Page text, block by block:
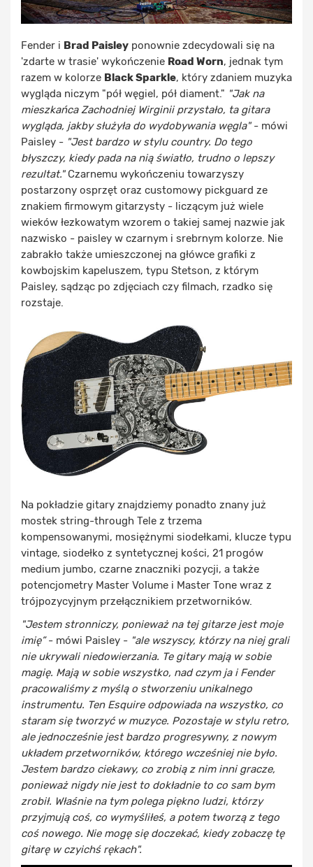
Fender i Brad Paisley ponownie zdecydowali się na
'zdarte w trasie' wykończenie Road Worn, jednak tym
razem w kolorze Black Sparkle, który zdaniem muzyka
wygląda niczym "pół węgiel, pół diament." "Jak na
mieszkańca Zachodniej Wirginii przystało, ta gitara
wygląda, jakby służyła do wydobywania węgla"- mówi
Paisley - "Jest bardzo w stylu country. Do tego
błyszczy, kiedy pada na nią światło, trudno o lepszy
rezultat."Czarnemu wykończeniu towarzyszy
postarzony osprzęt oraz customowy pickguard ze
znakiem firmowym gitarzysty - liczącym już wiele
wieków łezkowatym wzorem o takiej samej nazwie jak
nazwisko - paisley w czarnym i srebrnym kolorze. Nie
zabrakło także umieszczonej na główce grafiki z
kowbojskim kapeluszem, typu Stetson, z którym
Paisley, sądząc po zdjęciach czy filmach, rzadko się
rozstaje.
Na pokładzie gitary znajdziemy ponadto znany już
mostek string-through Tele z trzema
kompensowanymi, mosiężnymi siodełkami, klucze typu
vintage, siodełko z syntetycznej kości, 21 progów
medium jumbo, czarne znaczniki pozycji, a także
potencjometry Master Volume i Master Tone wraz z
trójpozycyjnym przełącznikiem przetworników.
"Jestem stronniczy, ponieważ na tej gitarze jest moje
imię”- mówi Paisley - "ale wszyscy, którzy na niej grali
nie ukrywali niedowierzania. Te gitary mają w sobie
magię. Mają w sobie wszystko, nad czym ja i Fender
pracowaliśmy z myślą o stworzeniu unikalnego
instrumentu. Ten Esquire odpowiada na wszystko, co
staram się tworzyć w muzyce. Pozostaje w stylu retro,
ale jednocześnie jest bardzo progresywny, z nowym
układem przetworników, którego wcześniej nie było.
Jestem bardzo ciekawy, co zrobią z nim inni gracze,
ponieważ nigdy nie jest to dokładnie to co sam bym
zrobił. Właśnie na tym polega piękno ludzi, którzy
przyjmują coś, co wymyśliłeś, a potem tworzą z tego
coś nowego. Nie mogę się doczekać, kiedy zobaczę tę
gitarę w czyichś rękach".